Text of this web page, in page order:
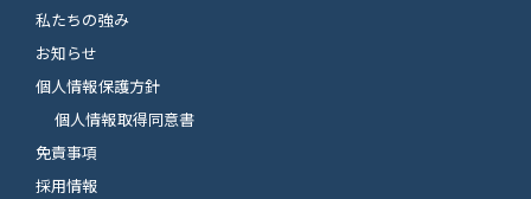
私たちの強み
お知らせ
個人情報保護方針
個人情報取得同意書
免責事項
採用情報